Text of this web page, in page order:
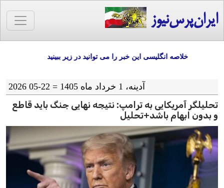
ایران‌پرس‌نیوز
خلاصه انگلیسی این خبر را می توانید در زیر ببینید
آدينه، 1 خرداد ماه 1405 = 22-05 2026
تحلیلگر آمریکایی به ترامپ: نتیجه نهایی جنگ باید قاطع
و بدون ابهام باشد+تحلیل